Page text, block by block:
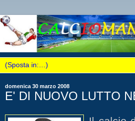
domenica 30 marzo 2008
E' DI NUOVO LUTTO